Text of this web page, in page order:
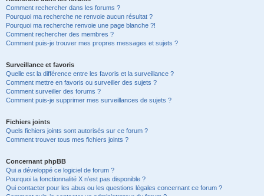
Comment rechercher dans les forums ?
Pourquoi ma recherche ne renvoie aucun résultat ?
Pourquoi ma recherche renvoie une page blanche ?!
Comment rechercher des membres ?
Comment puis-je trouver mes propres messages et sujets ?
Surveillance et favoris
Quelle est la différence entre les favoris et la surveillance ?
Comment mettre en favoris ou surveiller des sujets ?
Comment surveiller des forums ?
Comment puis-je supprimer mes surveillances de sujets ?
Fichiers joints
Quels fichiers joints sont autorisés sur ce forum ?
Comment trouver tous mes fichiers joints ?
Concernant phpBB
Qui a développé ce logiciel de forum ?
Pourquoi la fonctionnalité X n’est pas disponible ?
Qui contacter pour les abus ou les questions légales concernant ce forum ?